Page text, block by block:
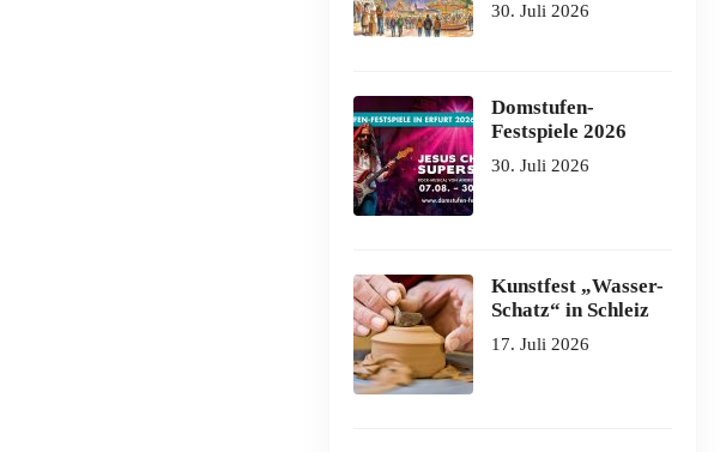
30. Juli 2026
Domstufen-
Festspiele 2026
30. Juli 2026
Kunstfest „Wasser-
Schatz“ in Schleiz
17. Juli 2026